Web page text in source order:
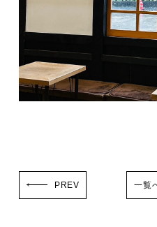
一覧
PREV